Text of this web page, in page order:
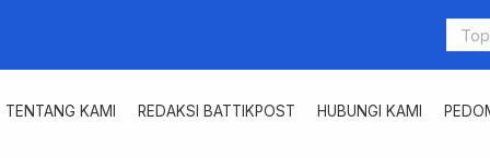
TENTANG KAMI REDAKSI BATTIKPOST HUBUNGI KAMI